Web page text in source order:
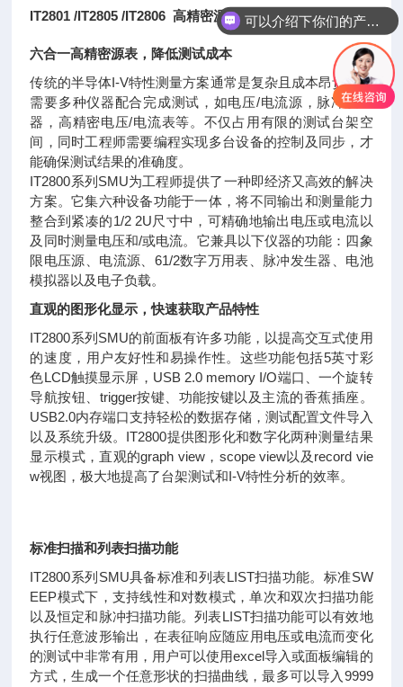
IT2801 /IT2805 /IT2806 高精密源测量单元
六合一高精密源表，降低测试成本
传统的半导体I-V特性测量方案通常是复杂且成本昂贵的，
需要多种仪器配合完成测试，如电压/电流源，脉冲发生
器，高精密电压/电流表等。不仅占用有限的测试台架空
间，同时工程师需要编程实现多台设备的控制及同步，才
能确保测试结果的准确度。
IT2800系列SMU为工程师提供了一种即经济又高效的解决
方案。它集六种设备功能于一体，将不同输出和测量能力
整合到紧凑的1/2 2U尺寸中，可精确地输出电压或电流以
及同时测量电压和/或电流。它兼具以下仪器的功能：四象
限电压源、电流源、61/2数字万用表、脉冲发生器、电池
模拟器以及电子负载。
直观的图形化显示，快速获取产品特性
IT2800系列SMU的前面板有许多功能，以提高交互式使用
的速度，用户友好性和易操作性。这些功能包括5英寸彩
色LCD触摸显示屏，USB 2.0 memory I/O端口、一个旋转
导航按钮、trigger按键、功能按键以及主流的香蕉插座。
USB2.0内存端口支持轻松的数据存储，测试配置文件导入
以及系统升级。IT2800提供图形化和数字化两种测量结果
显示模式，直观的graph view，scope view以及record vie
w视图，极大地提高了台架测试和I-V特性分析的效率。
标准扫描和列表扫描功能
IT2800系列SMU具备标准和列表LIST扫描功能。标准SW
EEP模式下，支持线性和对数模式，单次和双次扫描功能
以及恒定和脉冲扫描功能。列表LIST扫描功能可以有效地
执行任意波形输出，在表征响应随应用电压或电流而变化
的测试中非常有用，用户可以使用excel导入或面板编辑的
方式，生成一个任意形状的扫描曲线，最多可以导入9999
可以介绍下你们的产品么